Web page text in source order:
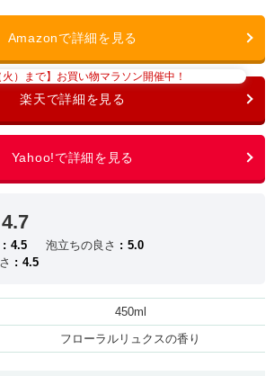
火）まで】お買い物マラソン開催中！
4.7
4.5 泡立ちの良さ
5.0
4.5
450ml
フローラルリュクスの香り